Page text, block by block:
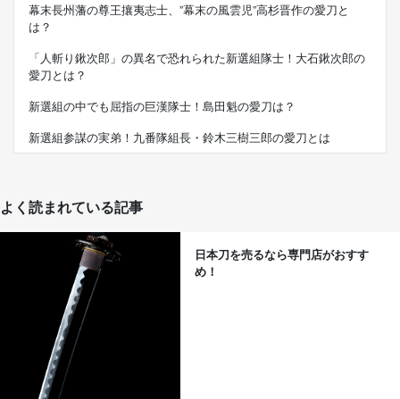
幕末長州藩の尊王攘夷志士、”幕末の風雲児”高杉晋作の愛刀と
は？
「人斬り鍬次郎」の異名で恐れられた新選組隊士！大石鍬次郎の
愛刀とは？
新選組の中でも屈指の巨漢隊士！島田魁の愛刀は？
新選組参謀の実弟！九番隊組長・鈴木三樹三郎の愛刀とは
よく読まれている記事
日本刀を売るなら専門店がおすす
め！